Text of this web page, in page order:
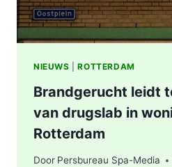
NIEUWS |ROTTERDAM
Brandgerucht leidt
van drugslab in
Rotterdam
Door Persbureau Spa-Media